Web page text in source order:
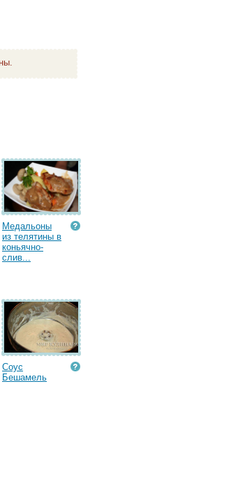
Медальоны
из телятины в
коньячно-
слив...
Соус
Бешамель